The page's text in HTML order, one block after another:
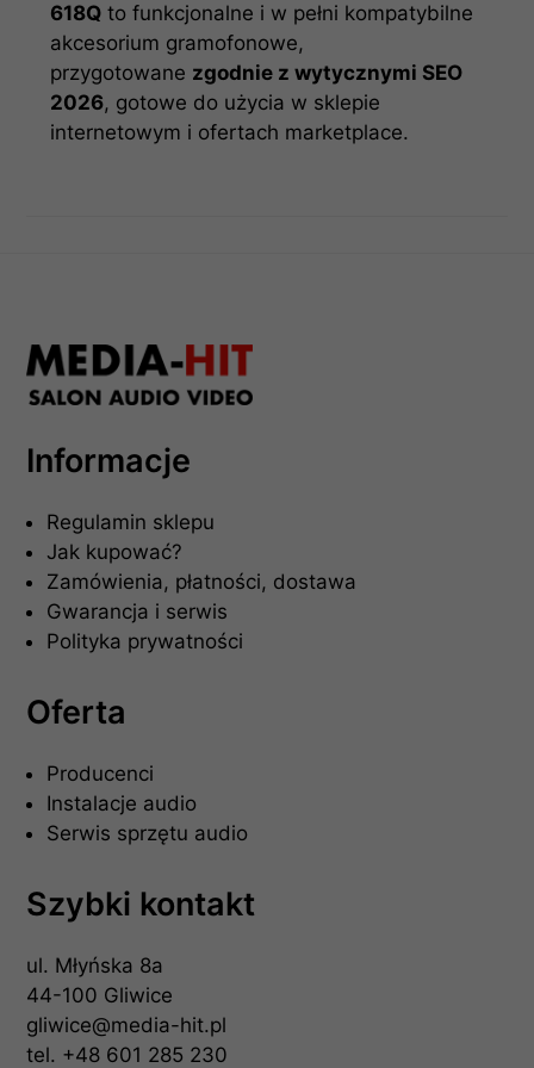
618Q to funkcjonalne i w pełni kompatybilne
akcesorium gramofonowe,
przygotowane zgodnie z wytycznymi SEO
2026, gotowe do użycia w sklepie
internetowym i ofertach marketplace.
Informacje
Regulamin sklepu
Jak kupować?
Zamówienia, płatności, dostawa
Gwarancja i serwis
Polityka prywatności
Oferta
Producenci
Instalacje audio
Serwis sprzętu audio
Szybki kontakt
ul. Młyńska 8a
44-100 Gliwice
gliwice@media-hit.pl
tel. +48 601 285 230